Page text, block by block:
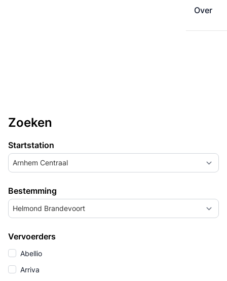
Over
Zoeken
Startstation
Arnhem Centraal
Bestemming
Helmond Brandevoort
Vervoerders
Abellio
Arriva